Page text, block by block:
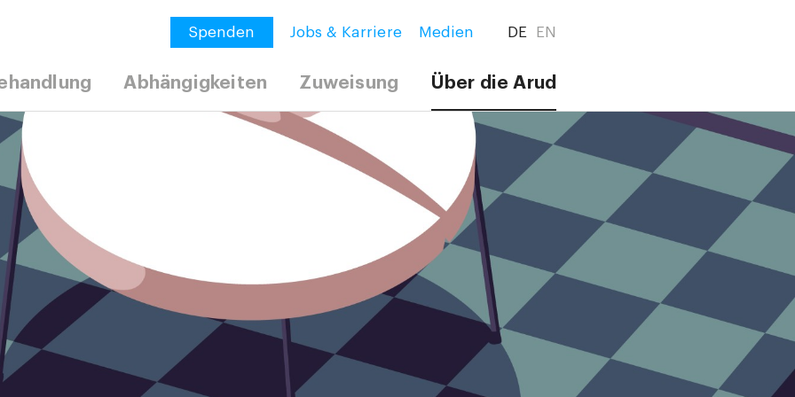
Spenden Jobs & Karriere Medien DE EN
Abhängigkeiten Zuweisung Über die Arud